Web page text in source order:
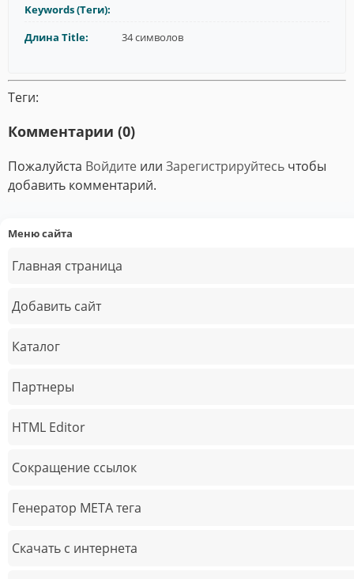
Меню сайта
Главная страница
Добавить сайт
Каталог
Партнеры
HTML Editor
Сокращение ссылок
Генератор META тега
Скачать с интернета
Keywords (Теги):
Длина Title:
34 символов
Теги:
Комментарии (0)
Пожалуйста Войдите или Зарегистрируйтесь чтобы
добавить комментарий.